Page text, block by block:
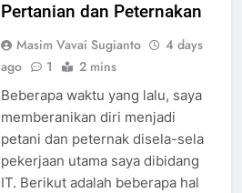
Pertanian dan Peternakan
Masim Vavai Sugianto
4 days
ago
1 2 mins
Beberapa waktu yang lalu, saya
memberanikan diri menjadi
petani dan peternak disela-sela
pekerjaan utama saya dibidang
IT. Berikut adalah beberapa hal